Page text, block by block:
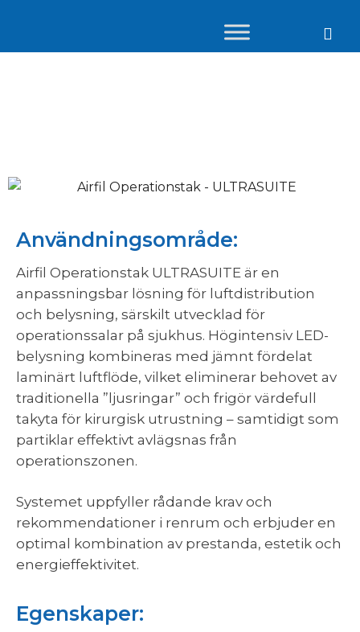
Användningsområde:
Airfil Operationstak ULTRASUITE är en
anpassningsbar lösning för luftdistribution
och belysning, särskilt utvecklad för
operationssalar på sjukhus. Högintensiv LED-
belysning kombineras med jämnt fördelat
laminärt luftflöde, vilket eliminerar behovet av
traditionella ”ljusringar” och frigör värdefull
takyta för kirurgisk utrustning – samtidigt som
partiklar effektivt avlägsnas från
operationszonen.
Systemet uppfyller rådande krav och
rekommendationer i renrum och erbjuder en
optimal kombination av prestanda, estetik och
energieffektivitet.
Egenskaper: